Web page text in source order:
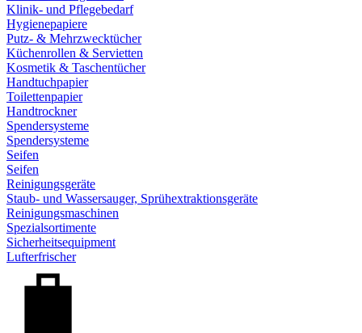
Klinik- und Pflegebedarf
Hygienepapiere
Putz- & Mehrzwecktücher
Küchenrollen & Servietten
Kosmetik & Taschentücher
Handtuchpapier
Toilettenpapier
Handtrockner
Spendersysteme
Spendersysteme
Seifen
Seifen
Reinigungsgeräte
Staub- und Wassersauger, Sprühextraktionsgeräte
Reinigungsmaschinen
Spezialsortimente
Sicherheitsequipment
Lufterfrischer